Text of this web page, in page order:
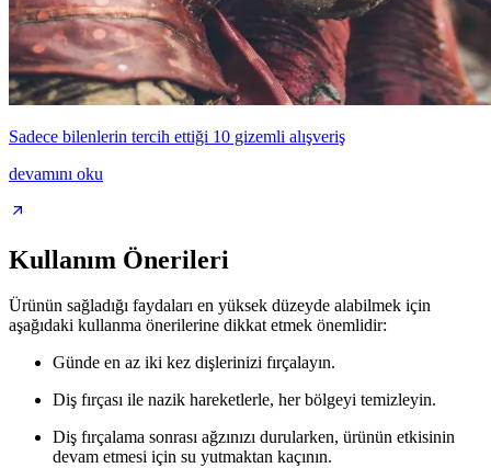
Sadece bilenlerin tercih ettiği 10 gizemli alışveriş
devamını oku
Kullanım Önerileri
Ürünün sağladığı faydaları en yüksek düzeyde alabilmek için
aşağıdaki kullanma önerilerine dikkat etmek önemlidir:
Günde en az iki kez dişlerinizi fırçalayın.
Diş fırçası ile nazik hareketlerle, her bölgeyi temizleyin.
Diş fırçalama sonrası ağzınızı durularken, ürünün etkisinin
devam etmesi için su yutmaktan kaçının.